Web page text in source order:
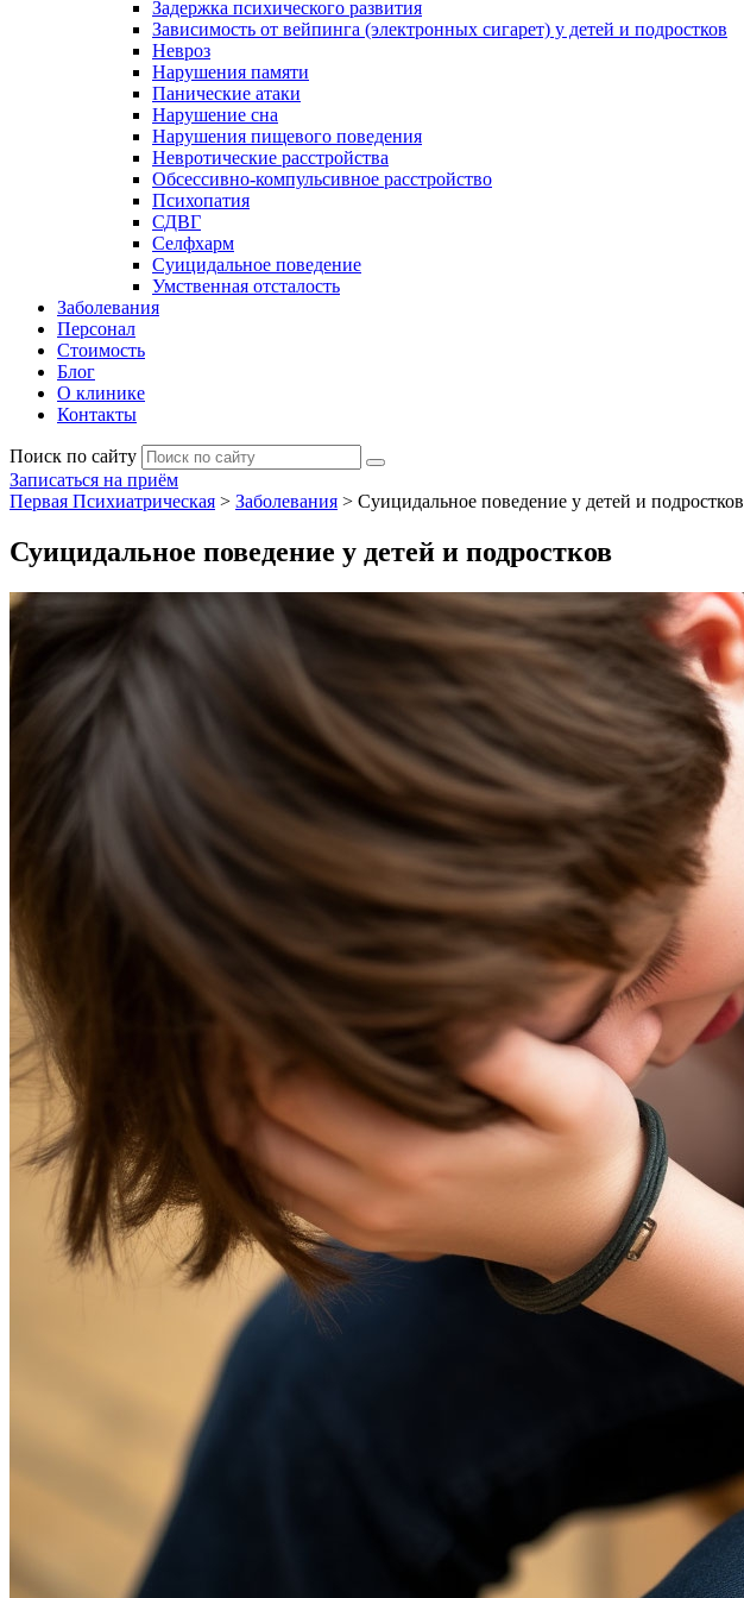
Задержка психического развития
Зависимость от вейпинга (электронных сигарет) у детей и подростков
Невроз
Нарушения памяти
Панические атаки
Нарушение сна
Нарушения пищевого поведения
Невротические расстройства
Обсессивно-компульсивное расстройство
Психопатия
СДВГ
Селфхарм
Суицидальное поведение
Умственная отсталость
Заболевания
Персонал
Стоимость
Блог
О клинике
Контакты
Поиск по сайту
Записаться на приём
Первая Психиатрическая > Заболевания > Суицидальное поведение у детей и подростков
Суицидальное поведение у детей и подростков